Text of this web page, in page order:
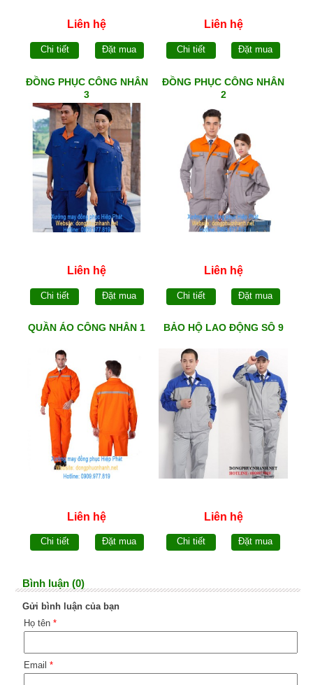
Liên hệ
Chi tiết Đặt mua
Liên hệ
Chi tiết Đặt mua
ĐỒNG PHỤC CÔNG NHÂN
3
Liên hệ
Chi tiết Đặt mua
ĐỒNG PHỤC CÔNG NHÂN
2
Liên hệ
Chi tiết Đặt mua
QUẦN ÁO CÔNG NHÂN 1
Liên hệ
Chi tiết Đặt mua
BẢO HỘ LAO ĐỘNG SÔ 9
Liên hệ
Chi tiết Đặt mua
Bình luận (0)
Gửi bình luận của bạn
Họ tên *
Email *